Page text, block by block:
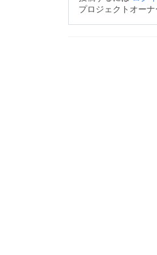
プロジェクトオー